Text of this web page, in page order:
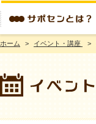
サポセンとは？
ホーム > イベント・講座 >